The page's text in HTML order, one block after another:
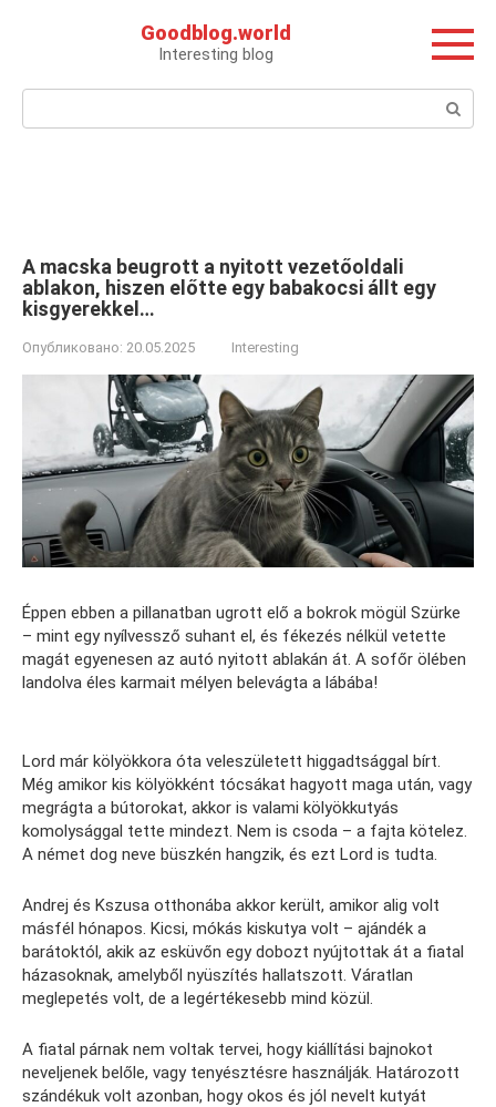
Goodblog.world
Interesting blog
Поиск:
A macska beugrott a nyitott vezetőoldali
ablakon, hiszen előtte egy babakocsi állt egy
kisgyerekkel…
Опубликовано: 20.05.2025 Interesting
Éppen ebben a pillanatban ugrott elő a bokrok mögül Szürke
– mint egy nyílvessző suhant el, és fékezés nélkül vetette
magát egyenesen az autó nyitott ablakán át. A sofőr ölében
landolva éles karmait mélyen belevágta a lábába!
Lord már kölyökkora óta veleszületett higgadtsággal bírt.
Még amikor kis kölyökként tócsákat hagyott maga után, vagy
megrágta a bútorokat, akkor is valami kölyökkutyás
komolysággal tette mindezt. Nem is csoda – a fajta kötelez.
A német dog neve büszkén hangzik, és ezt Lord is tudta.
Andrej és Kszusa otthonába akkor került, amikor alig volt
másfél hónapos. Kicsi, mókás kiskutya volt – ajándék a
barátoktól, akik az esküvőn egy dobozt nyújtottak át a fiatal
házasoknak, amelyből nyüszítés hallatszott. Váratlan
meglepetés volt, de a legértékesebb mind közül.
A fiatal párnak nem voltak tervei, hogy kiállítási bajnokot
neveljenek belőle, vagy tenyésztésre használják. Határozott
szándékuk volt azonban, hogy okos és jól nevelt kutyát